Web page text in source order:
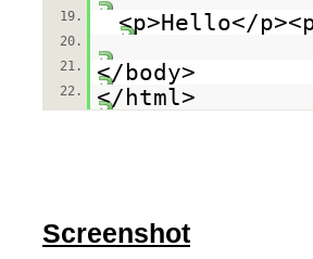
19.
<p>Hello</
20.
21.
</body>
22. </html>
Screenshot